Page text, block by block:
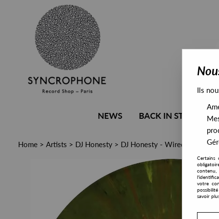
NEWS BACK IN STOCK
Home > Artists > DJ Honesty > DJ Honesty - Wired EP
Ils
Certains
contenu,
votre
savoir